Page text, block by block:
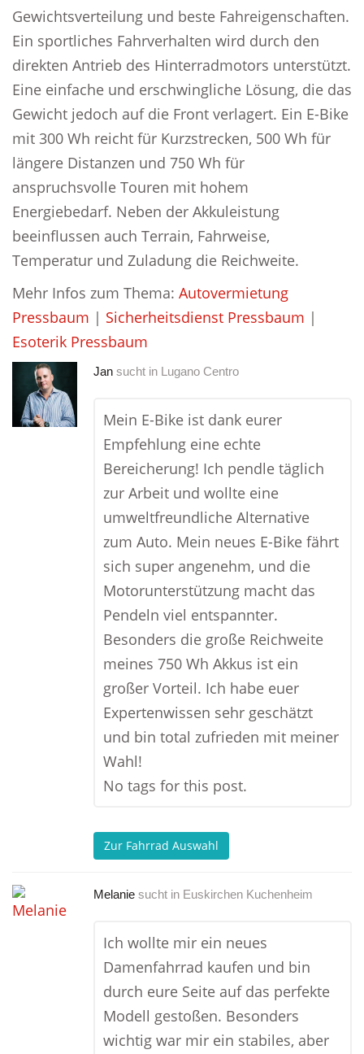
Gewichtsverteilung und beste Fahreigenschaften.
Ein sportliches Fahrverhalten wird durch den
direkten Antrieb des Hinterradmotors unterstützt.
Eine einfache und erschwingliche Lösung, die das
Gewicht jedoch auf die Front verlagert. Ein E-Bike
mit 300 Wh reicht für Kurzstrecken, 500 Wh für
längere Distanzen und 750 Wh für
anspruchsvolle Touren mit hohem
Energiebedarf. Neben der Akkuleistung
beeinflussen auch Terrain, Fahrweise,
Temperatur und Zuladung die Reichweite.
Mehr Infos zum Thema: Autovermietung
Pressbaum | Sicherheitsdienst Pressbaum |
Esoterik Pressbaum
Jan sucht in Lugano Centro
Mein E-Bike ist dank eurer
Empfehlung eine echte
Bereicherung! Ich pendle täglich
zur Arbeit und wollte eine
umweltfreundliche Alternative
zum Auto. Mein neues E-Bike fährt
sich super angenehm, und die
Motorunterstützung macht das
Pendeln viel entspannter.
Besonders die große Reichweite
meines 750 Wh Akkus ist ein
großer Vorteil. Ich habe euer
Expertenwissen sehr geschätzt
und bin total zufrieden mit meiner
Wahl!
No tags for this post.
Zur Fahrrad Auswahl
Melanie sucht in Euskirchen Kuchenheim
Ich wollte mir ein neues
Damenfahrrad kaufen und bin
durch eure Seite auf das perfekte
Modell gestoßen. Besonders
wichtig war mir ein stabiles, aber